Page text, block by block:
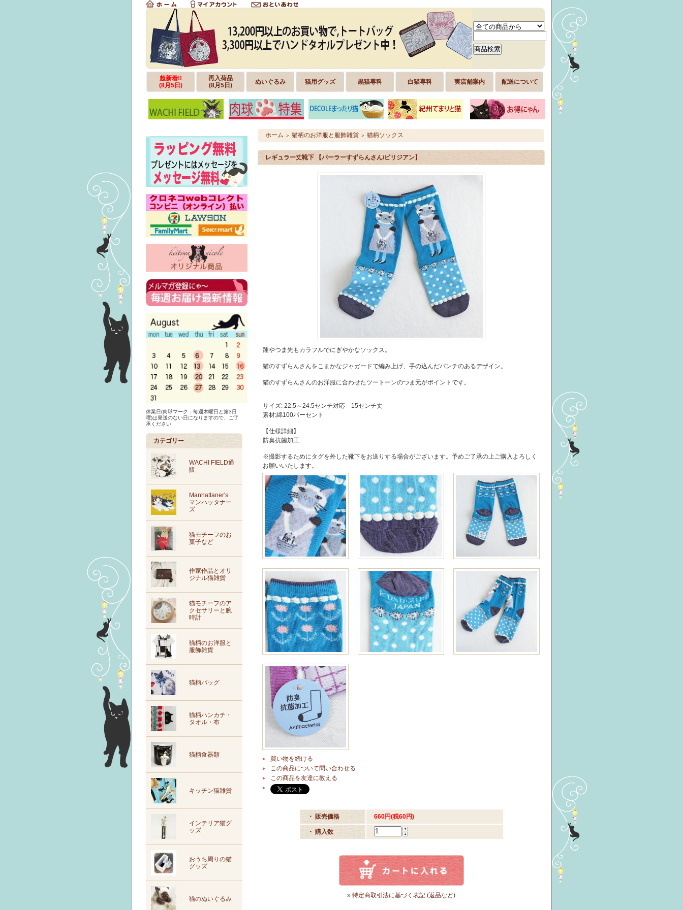
超新着!!
(8月5日)
再入荷品
(8月5日)
ぬいぐるみ 猫用グッズ 黒猫専科 白猫専科 実店舗案内 配送について
休業日(肉球マーク：毎週木曜日と第3日
曜)は発送のない日になりますので、ご了
承ください
カテゴリー
WACHI FIELD通
販
Manhattaner's
マンハッタナー
ズ
猫モチーフのお
菓子など
作家作品とオリ
ジナル猫雑貨
猫モチーフのア
クセサリーと腕
時計
猫柄のお洋服と
服飾雑貨
猫柄バッグ
猫柄ハンカチ・
タオル・布
猫柄食器類
キッチン猫雑貨
インテリア猫グ
ッズ
おうち周りの猫
グッズ
猫のぬいぐるみ
ホーム ＞ 猫柄のお洋服と服飾雑貨 ＞ 猫柄ソックス
レギュラー丈靴下 【パーラーすずらんさん/ビリジアン】
踵やつま先もカラフルでにぎやかなソックス。
猫のすずらんさんをこまかなジャガードで編み上げ、手の込んだパンチのあるデザイン。
猫のすずらんさんのお洋服に合わせたツートーンのつま元がポイントです。
サイズ: 22.5～24.5センチ対応 15センチ丈
素材:綿100パーセント
【仕様詳細】
防臭抗菌加工
※撮影するためにタグを外した靴下をお送りする場合がございます。予めご了承の上ご購入よろしく
お願いいたします。
買い物を続ける
この商品について問い合わせる
この商品を友達に教える
・ 販売価格 660円(税60円)
・ 購入数
» 特定商取引法に基づく表記 (返品など)